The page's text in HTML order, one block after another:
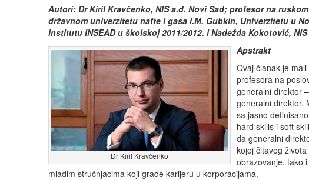
Autori: Dr Kiril Kravčenko, NIS a.d. Novi Sad; profesor na
državnom univerzitetu nafte i gasa I.M. Gubkin, Univerzitetu u
institutu INSEAD u školskoj 2011/2012. i Nadežda Kokotović,
Dr Kiril Kravčenko
Apstrakt
Ovaj članak je
profesora na
generalni direktor
generalni direktor.
sa jasno
hard skills i soft
da generalni
kojoj čitavog
obrazovanje, tako
mladim stručnjacima koji grade karijeru u korporacijama.